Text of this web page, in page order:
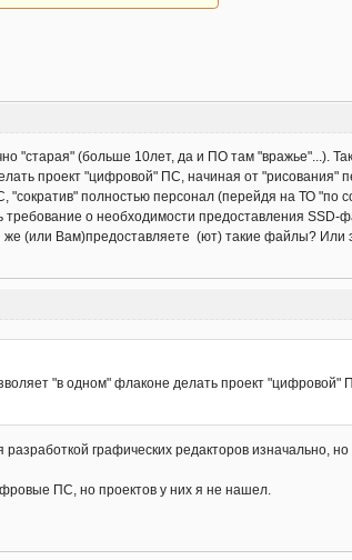
"старая" (больше 10лет, да и ПО там "вражье"...).
проект "цифровой" ПС, начиная от "рисования"
полностью персонал (перейдя на ТО "по
требование о необходимости предоставления
же (или Вам)предоставляете (ют) такие файлы? Или
"в одном" флаконе делать проект
графических редакторов изначально,
ПС, но проектов у них я не нашел.